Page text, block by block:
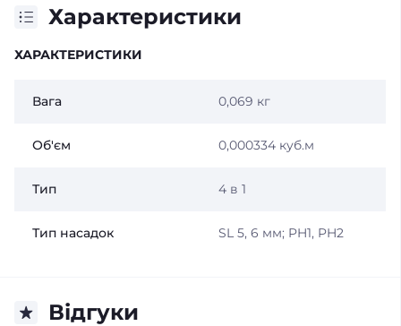
Характеристики
ХАРАКТЕРИСТИКИ
Вага 0,069 кг
Об'єм 0,000334 куб.м
Тип 4 в 1
Тип насадок SL 5, 6 мм; PH1, PH2
Відгуки